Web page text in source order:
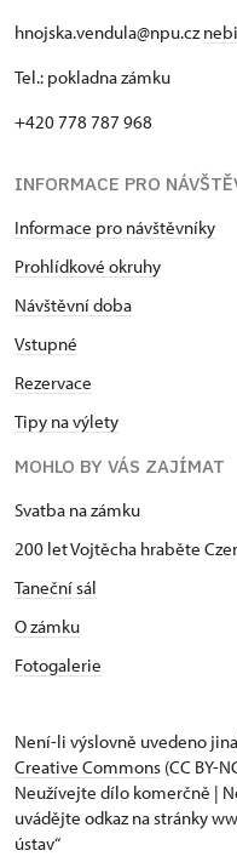
hnojska.vendula@npu.cz
Tel.: pokladna zámku
+420 778 787 968
INFORMACE PRO
Informace pro návštěvníky
Prohlídkové okruhy
Návštěvní doba
Vstupné
Rezervace
Tipy na výlety
MOHLO BY VÁS ZAJÍMAT
Svatba na zámku
200 let Vojtěcha hraběte
Taneční sál
O zámku
Fotogalerie
Není-li výslovně uvedeno
Creative Commons (CC BY-
Neužívejte dílo komerčně |
uvádějte odkaz na stránky
ústav“